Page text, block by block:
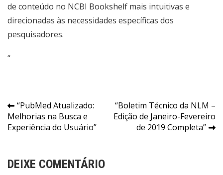
de conteúdo no NCBI Bookshelf mais intuitivas e
direcionadas às necessidades específicas dos
pesquisadores.
“
Navegação
de
“PubMed Atualizado:
Melhorias na Busca e
Experiência do Usuário”
“Boletim Técnico da NLM –
Edição de Janeiro-Fevereiro
de 2019 Completa”
DEIXE COMENTÁRIO